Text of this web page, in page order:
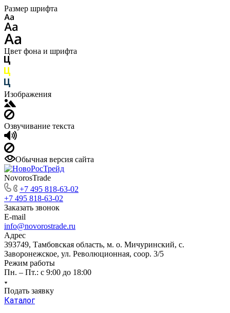
Размер шрифта
Цвет фона и шрифта
Изображения
Озвучивание текста
Обычная версия сайта
NovorosTrade
+7 495 818-63-02
+7 495 818-63-02
Заказать звонок
E-mail
info@novorostrade.ru
Адрес
393749, Тамбовская область, м. о. Мичуринский, с.
Заворонежское, ул. Революционная, соор. 3/5
Режим работы
Пн. – Пт.: с 9:00 до 18:00
Подать заявку
Каталог